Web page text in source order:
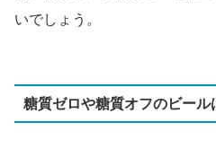
いでしょう。
糖質ゼロや糖質オフのビール